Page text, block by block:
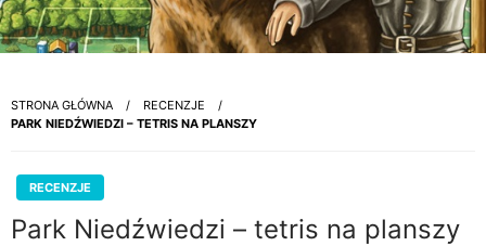
STRONA GŁÓWNA
RECENZJE
PARK NIEDŹWIEDZI – TETRIS NA PLANSZY
RECENZJE
Park Niedźwiedzi – tetris na planszy